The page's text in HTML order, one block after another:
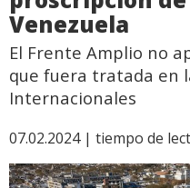
Venezuela
El Frente Amplio no
que fuera tratada en
Internacionales
07.02.2024 | tiempo de